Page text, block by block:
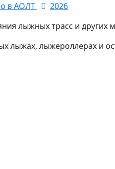
в АОЛТ
2026
лыжных трасс и других
лыжах, лыжероллерах и